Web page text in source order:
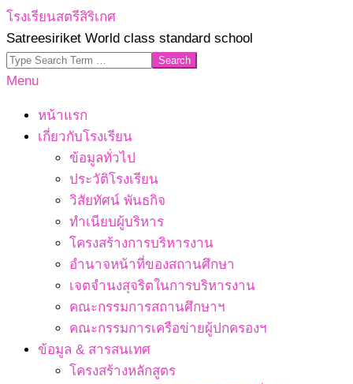
Skip
to
content
โรงเรียนสตรีสิริเกศ
Satreesiriket World class standard school
Search
Primary
Menu
Menu
หน้าแรก
เกี่ยวกับโรงเรียน
ข้อมูลทั่วไป
ประวัติโรงเรียน
วิสัยทัศน์ พันธกิจ
ทำเนียบผู้บริหาร
โครงสร้างการบริหารงาน
อำนาจหน้าที่ของสถานศึกษา
เจตจํานงสุจริตในการบริหารงาน
คณะกรรมการสถานศึกษาฯ
คณะกรรมการเครือข่ายผู้ปกครองฯ
ข้อมูล & สารสนเทศ
โครงสร้างหลักสูตร